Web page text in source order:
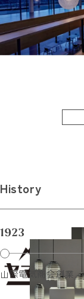
History
山際電気商会創業